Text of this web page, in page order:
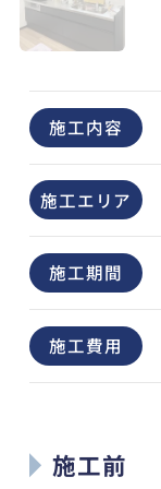
施工内容
施工エリア
施工期間
施工費用
施工前